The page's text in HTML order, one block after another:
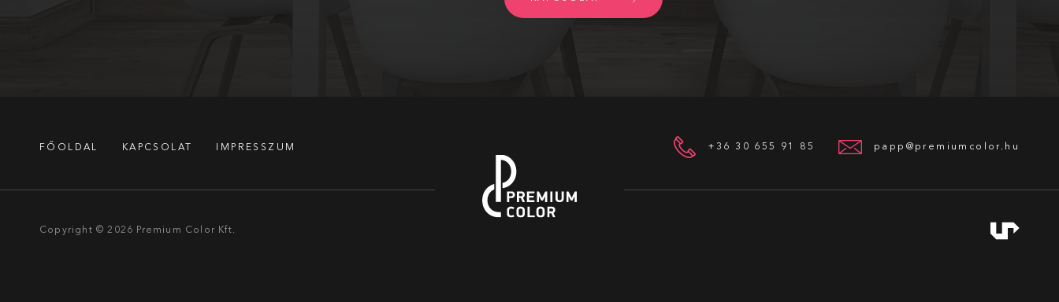
Weboldalunkon cookie-kat használunk a
FŐOLDAL KAPCSOLAT IMPRESSZUM +36 30 655 91 85 papp@premiumcolor.hu
Copyright © 2026 Premium Color Kft.